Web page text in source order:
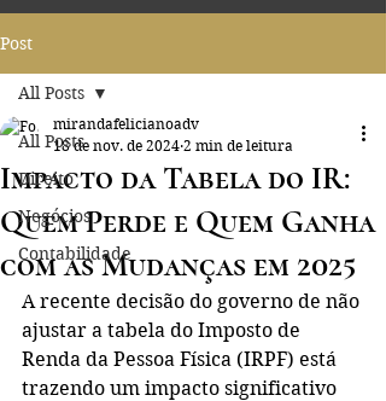
Post
All Posts
Direito
Negócios
Contabilidade
All Posts
Impacto da Tabela do IR:
Quem Perde e Quem Ganha
com as Mudanças em 2025
mirandafelicianoadv
18 de nov. de 2024 2 min de leitura
A recente decisão do governo de não
ajustar a tabela do Imposto de
Renda da Pessoa Física (IRPF) está
trazendo um impacto significativo